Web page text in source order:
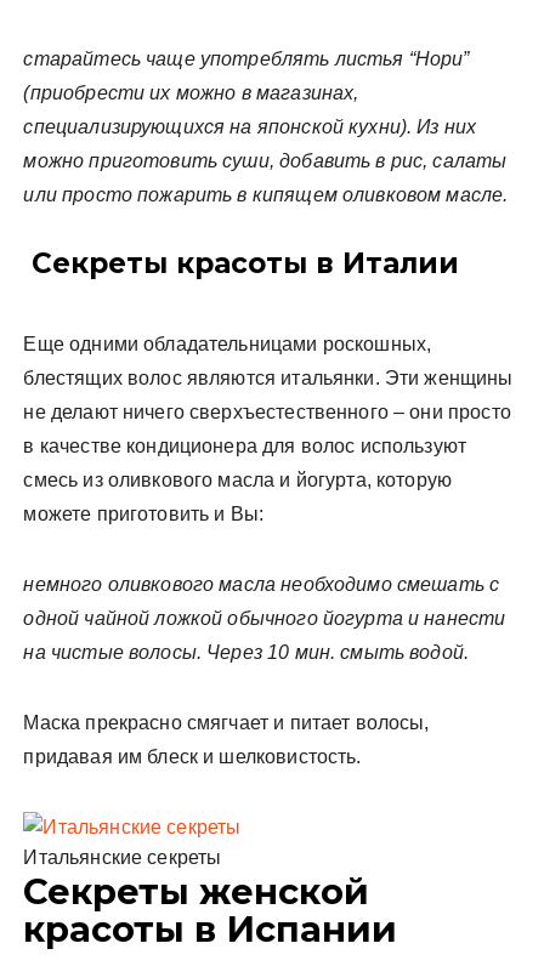
старайтесь чаще употреблять листья “Нори”
(приобрести их можно в магазинах,
специализирующихся на японской кухни). Из них
можно приготовить суши, добавить в рис, салаты
или просто пожарить в кипящем оливковом масле.
Секреты красоты в Италии
Еще одними обладательницами роскошных,
блестящих волос являются итальянки. Эти женщины
не делают ничего сверхъестественного – они просто
в качестве кондиционера для волос используют
смесь из оливкового масла и йогурта, которую
можете приготовить и Вы:
немного оливкового масла необходимо смешать с
одной чайной ложкой обычного йогурта и нанести
на чистые волосы. Через 10 мин. смыть водой.
Маска прекрасно смягчает и питает волосы,
придавая им блеск и шелковистость.
Итальянские секреты
Секреты женской
красоты в Испании